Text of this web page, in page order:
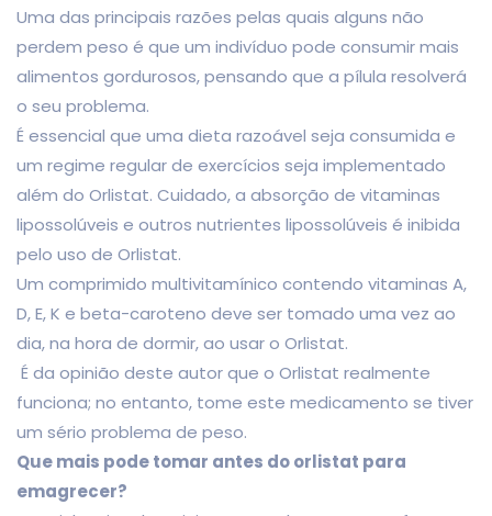
Uma das principais razões pelas quais alguns não
perdem peso é que um indivíduo pode consumir mais
alimentos gordurosos, pensando que a pílula resolverá
o seu problema.
É essencial que uma dieta razoável seja consumida e
um regime regular de exercícios seja implementado
além do Orlistat. Cuidado, a absorção de vitaminas
lipossolúveis e outros nutrientes lipossolúveis é inibida
pelo uso de Orlistat.
Um comprimido multivitamínico contendo vitaminas A,
D, E, K e beta-caroteno deve ser tomado uma vez ao
dia, na hora de dormir, ao usar o Orlistat.
É da opinião deste autor que o Orlistat realmente
funciona; no entanto, tome este medicamento se tiver
um sério problema de peso.
Que mais pode tomar antes do orlistat para
emagrecer?